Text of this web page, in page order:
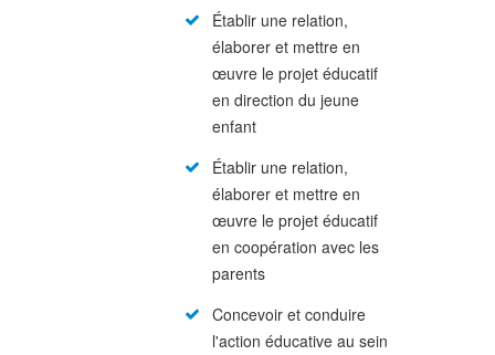
Établir une relation,
élaborer et mettre en
œuvre le projet éducatif
en direction du jeune
enfant
Établir une relation,
élaborer et mettre en
œuvre le projet éducatif
en coopération avec les
parents
Concevoir et conduire
l'action éducative au sein